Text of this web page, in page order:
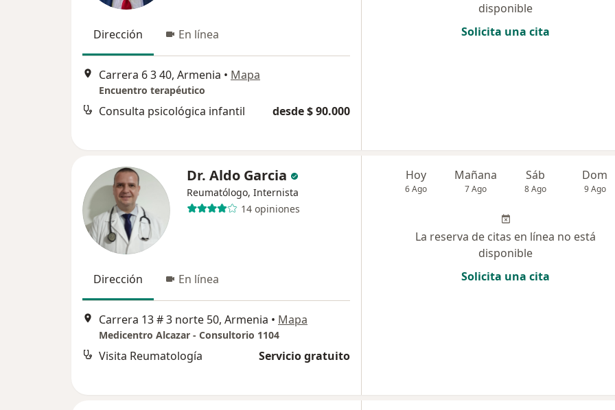
Dirección En línea
Carrera 6 3 40, Armenia • Mapa
Encuentro terapéutico
Consulta psicológica infantil desde $ 90.000
disponible
Solicita una cita
Dr. Aldo Garcia
Reumatólogo, Internista
14 opiniones
Dirección En línea
Carrera 13 # 3 norte 50, Armenia • Mapa
Medicentro Alcazar - Consultorio 1104
Visita Reumatología Servicio gratuito
Hoy
6 Ago
Mañana
7 Ago
Sáb
8 Ago
Dom
9 Ago
La reserva de citas en línea no está
disponible
Solicita una cita